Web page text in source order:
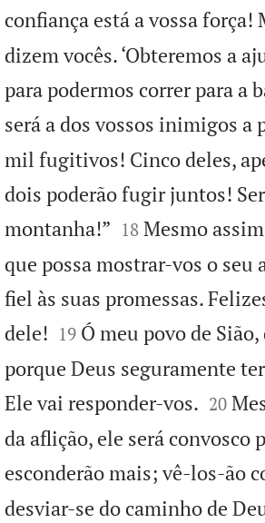
confiança está a vossa força!
dizem vocês. ‘Obteremos a
para podermos correr para a
será a dos vossos inimigos a
mil fugitivos! Cinco deles,
dois poderão fugir juntos!
montanha!”
18 Mesmo
que possa mostrar-vos o seu
fiel às suas promessas.
dele!
19 Ó meu povo de
porque Deus seguramente
Ele vai responder-vos.
20
da aflição, ele será convosco
esconderão mais; vê-los-ão
desviar-se do caminho de